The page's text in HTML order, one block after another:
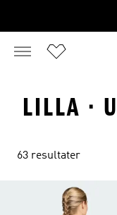
LILLA ·
63 resultater